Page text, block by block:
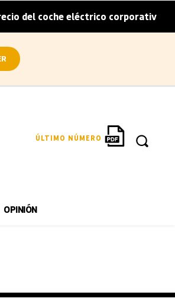
del coche eléctrico corporativo |
ÚLTIMO NÚMERO
OPINIÓN